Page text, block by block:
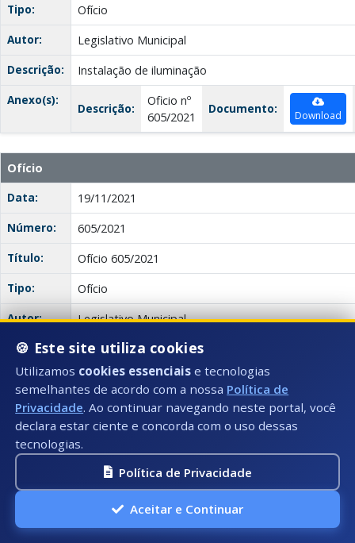
Tipo:
Ofício
Autor:
Legislativo Municipal
Descrição:
Instalação de iluminação
Anexo(s):
Descrição:
Oficio nº
605/2021
Documento: Download
Ofício
Data:
19/11/2021
Número:
605/2021
Título:
Ofício 605/2021
Tipo:
Ofício
Autor:
Legislativo Municipal
Descrição:
O ofício trata da solicitação de instalação de
acesso às Ruínas da Igreja Nossa Senhora
Menina, devido à falta de iluminação que está
moradores e turistas que transitam pelo local à
Anexo(s):
Ata
Ofício
Data:
19/11/2021
🍪 Este site utiliza cookies
Utilizamos cookies essenciais e tecnologias
semelhantes de acordo com a nossa Política de
Privacidade. Ao continuar navegando neste portal, você
declara estar ciente e concorda com o uso dessas
tecnologias.
Política de Privacidade
Aceitar e Continuar